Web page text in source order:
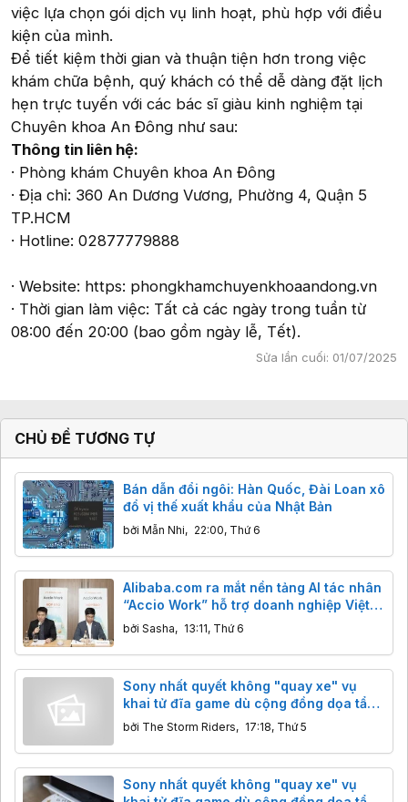
việc lựa chọn gói dịch vụ linh hoạt, phù hợp với điều
kiện của mình.
Để tiết kiệm thời gian và thuận tiện hơn trong việc
khám chữa bệnh, quý khách có thể dễ dàng đặt lịch
hẹn trực tuyến với các bác sĩ giàu kinh nghiệm tại
Chuyên khoa An Đông như sau:
Thông tin liên hệ:
· Phòng khám Chuyên khoa An Đông
· Địa chỉ: 360 An Dương Vương, Phường 4, Quận 5
TP.HCM
· Hotline: 02877779888
· Website: https: phongkhamchuyenkhoaandong.vn
· Thời gian làm việc: Tất cả các ngày trong tuần từ
08:00 đến 20:00 (bao gồm ngày lễ, Tết).
Sửa lần cuối: 01/07/2025
CHỦ ĐỀ TƯƠNG TỰ
Bán dẫn đổi ngôi: Hàn Quốc, Đài Loan xô
đổ vị thế xuất khẩu của Nhật Bản
bởi Mẫn Nhi, 22:00, Thứ 6
Alibaba.com ra mắt nền tảng AI tác nhân
“Accio Work” hỗ trợ doanh nghiệp Việt
xuất khẩu
bởi Sasha, 13:11, Thứ 6
Sony nhất quyết không "quay xe" vụ
khai tử đĩa game dù cộng đồng dọa tẩy
chay
bởi The Storm Riders, 17:18, Thứ 5
Sony nhất quyết không "quay xe" vụ